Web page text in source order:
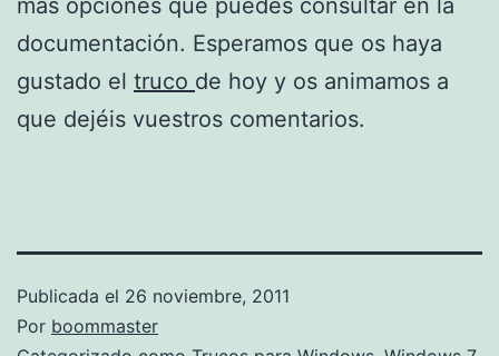
documentación. Esperamos que os haya
gustado el truco de hoy y os animamos a
que dejéis vuestros comentarios.
Publicada el 26 noviembre, 2011
Por boommaster